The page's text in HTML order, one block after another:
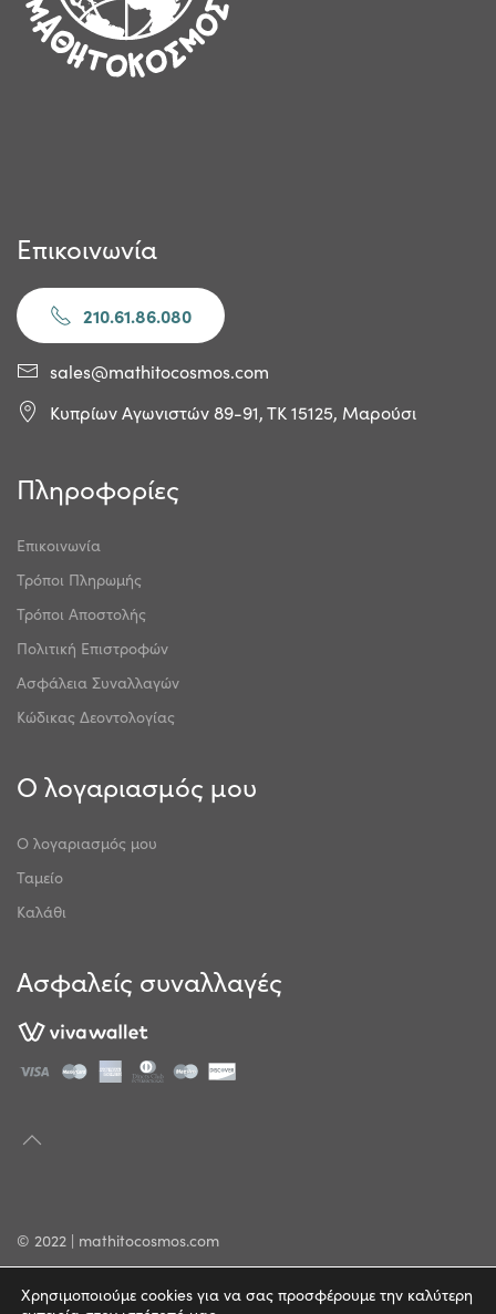
Επικοινωνία
210.61.86.080
sales@mathitocosmos.com
Κυπρίων Αγωνιστών 89-91, ΤΚ 15125, Μαρούσι
Πληροφορίες
Επικοινωνία
Τρόποι Πληρωμής
Τρόποι Αποστολής
Πολιτική Επιστροφών
Ασφάλεια Συναλλαγών
Κώδικας Δεοντολογίας
Ο λογαριασμός μου
Ο λογαριασμός μου
Ταμείο
Καλάθι
Ασφαλείς συναλλαγές
© 2022 | mathitocosmos.com
Χρησιμοποιούμε cookies για να σας προσφέρουμε την καλύτερη